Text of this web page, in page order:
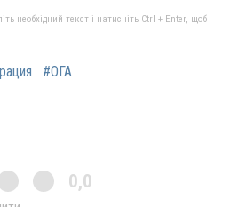
необхідний текст і натисніть Ctrl + Enter, щоб
#ОГА
0,0